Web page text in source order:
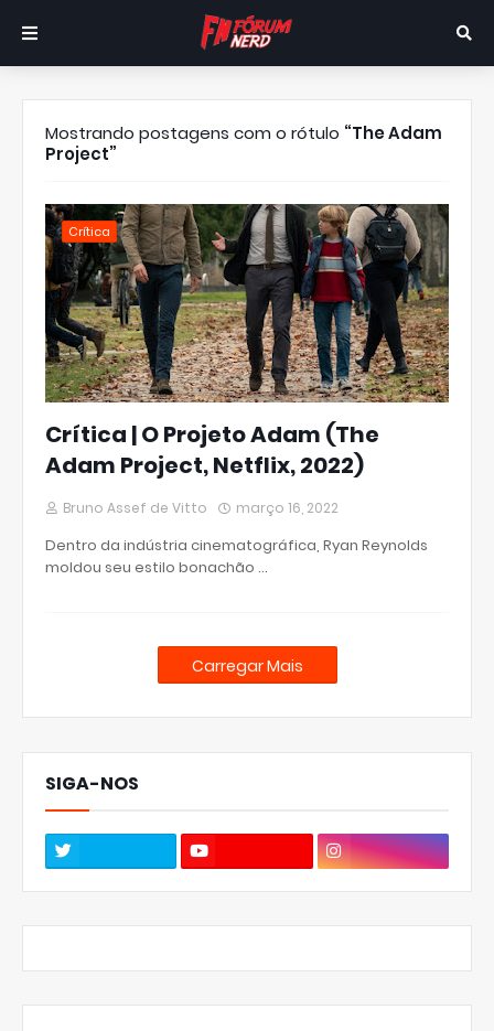
Mostrando postagens com o rótulo
The Adam
Project
Crítica
Crítica | O Projeto Adam (The
Adam Project, Netflix, 2022)
Bruno Assef de Vitto março 16, 2022
Dentro da indústria cinematográfica, Ryan Reynolds
moldou seu estilo bonachão …
Carregar Mais
SIGA-NOS